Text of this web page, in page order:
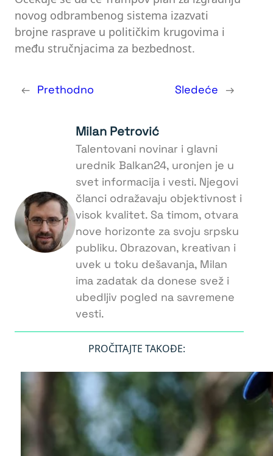
novog odbrambenog sistema izazvati
brojne rasprave u političkim krugovima i
među stručnjacima za bezbednost.
← Prethodno Sledeće →
Milan Petrović
Talentovani novinar i glavni
urednik Balkan24, uronjen je u
svet informacija i vesti. Njegovi
članci odražavaju objektivnost i
visok kvalitet. Sa timom, otvara
nove horizonte za svoju srpsku
publiku. Obrazovan, kreativan i
uvek u toku dešavanja, Milan
ima zadatak da donese svež i
ubedljiv pogled na savremene
vesti.
PROČITAJTE TAKOĐE: